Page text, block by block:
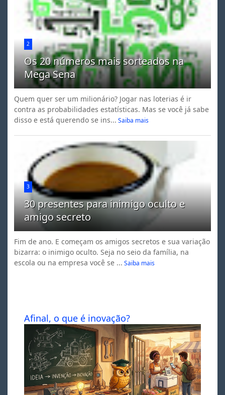
2
Os 20 números mais sorteados na
Mega Sena
Quem quer ser um milionário? Jogar nas loterias é ir
contra as probabilidades estatísticas. Mas se você já sabe
disso e está querendo se ins... Saiba mais
3
30 presentes para inimigo oculto e
amigo secreto
Fim de ano. E começam os amigos secretos e sua variação
bizarra: o inimigo oculto. Seja no seio da família, na
escola ou na empresa você se ... Saiba mais
Afinal, o que é inovação?